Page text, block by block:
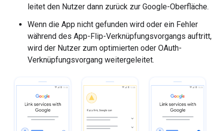
leitet den Nutzer dann zurück zur Google-Oberfläche.
Wenn die App nicht gefunden wird oder ein Fehler
während des App-Flip-Verknüpfungsvorgangs auftritt,
wird der Nutzer zum optimierten oder OAuth-
Verknüpfungsvorgang weitergeleitet.